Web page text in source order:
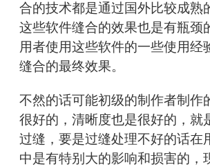
合的技术都是通过国外比较成熟
这些软件缝合的效果也是有瓶颈
用者使用这些软件的一些使用经
缝合的最终效果。
不然的话可能初级的制作者制作
很好的，清晰度也是很好的，就
过缝，要是过缝处理不好的话在
中是有特别大的影响和损害的，